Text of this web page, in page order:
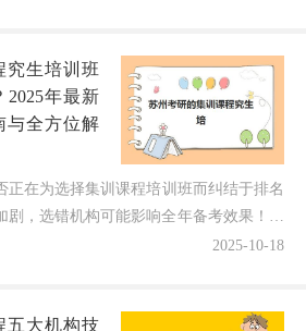
究生培训班
年最新
与全方位解
正在为选择集训课程培训班而纠结于排名
剧，选错机构可能影响全年备考效果！今
域10年的博主，我将结合最新...2025-10-18
五大机构技